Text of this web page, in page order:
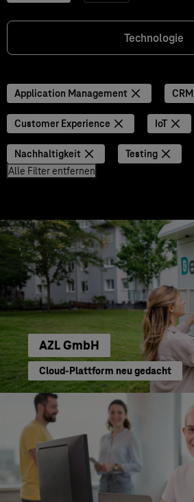
Technologie
Application Management CRM
Customer Experience IoT
Nachhaltigkeit
Testing
Alle Filter entfernen
AZL GmbH
Cloud-Plattform neu gedacht